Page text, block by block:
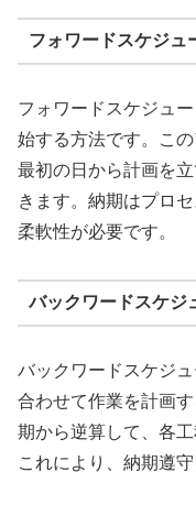
フォワードスケジュ
フォワードスケジュ
始する方法です。こ
最初の日から計画を
きます。納期はプロ
柔軟性が必要です。
バックワードスケジ
バックワードスケジ
合わせて作業を計画
期から逆算して、各
これにより、納期遵